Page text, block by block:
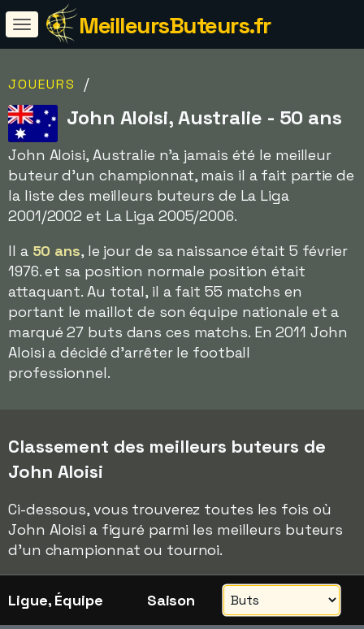
MeilleursButeurs.fr
JOUEURS /
John Aloisi, Australie - 50 ans
John Aloisi, Australie n'a jamais été le meilleur
buteur d'un championnat, mais il a fait partie de
la liste des meilleurs buteurs de La Liga
2001/2002 et La Liga 2005/2006.
Il a 50 ans, le jour de sa naissance était 5 février
1976. et sa position normale position était
attaquant. Au total, il a fait 55 matchs en
portant le maillot de son équipe nationale et a
marqué 27 buts dans ces matchs. En 2011 John
Aloisi a décidé d'arrêter le football
professionnel.
Classement des meilleurs buteurs de
John Aloisi
Ci-dessous, vous trouverez toutes les fois où
John Aloisi a figuré parmi les meilleurs buteurs
d'un championnat ou tournoi.
Ligue, Équipe Saison